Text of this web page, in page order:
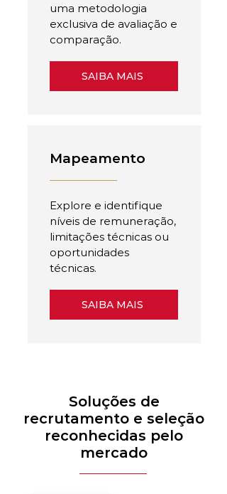
uma metodologia
exclusiva de avaliação e
comparação.
SAIBA MAIS
Mapeamento
Explore e identifique
níveis de remuneração,
limitações técnicas ou
oportunidades
técnicas.
SAIBA MAIS
Soluções de
recrutamento e seleção
reconhecidas pelo
mercado